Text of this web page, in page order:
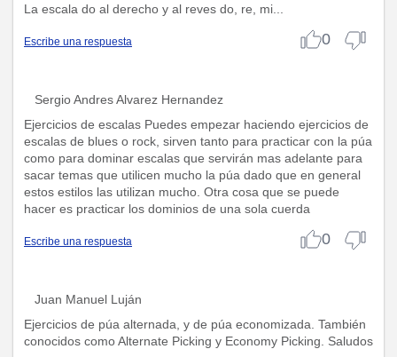
La escala do al derecho y al reves do, re, mi...
Escribe una respuesta 0
Sergio Andres Alvarez Hernandez
Ejercicios de escalas Puedes empezar haciendo ejercicios de
escalas de blues o rock, sirven tanto para practicar con la púa
como para dominar escalas que servirán mas adelante para
sacar temas que utilicen mucho la púa dado que en general
estos estilos las utilizan mucho. Otra cosa que se puede
hacer es practicar los dominios de una sola cuerda
Escribe una respuesta 0
Juan Manuel Luján
Ejercicios de púa alternada, y de púa economizada. También
conocidos como Alternate Picking y Economy Picking. Saludos